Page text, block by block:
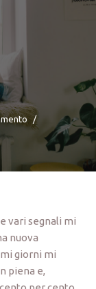
vari segnali mi
nuova
giorni mi
piena e,